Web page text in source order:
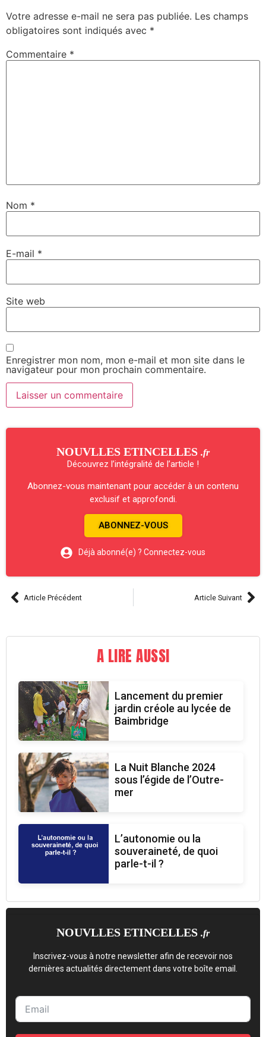
Votre adresse e-mail ne sera pas publiée. Les champs
obligatoires sont indiqués avec *
Commentaire *
Nom *
E-mail *
Site web
Enregistrer mon nom, mon e-mail et mon site dans le
navigateur pour mon prochain commentaire.
NOUVLLES ETINCELLES .fr
Découvrez l’intégralité de l’article !
Abonnez-vous maintenant pour accéder à un contenu
exclusif et approfondi.
ABONNEZ-VOUS
Déjà abonné(e) ? Connectez-vous
Article Précédent Article Suivant
A LIRE AUSSI
Lancement du premier
jardin créole au lycée de
Baimbridge
La Nuit Blanche 2024
sous l’égide de l’Outre-
mer
L’autonomie ou la
souveraineté, de quoi
parle-t-il ?
NOUVLLES ETINCELLES .fr
Inscrivez-vous à notre newsletter afin de recevoir nos
dernières actualités directement dans votre boîte email.